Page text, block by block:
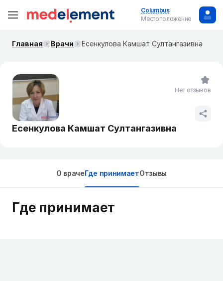
Columbus
Местоположение
Главная Врачи Есенкулова Камшат Султангазивна
Есенкулова Камшат Султангазивна
Нет отзывов
О врачеГде принимаетОтзывы
Где принимает